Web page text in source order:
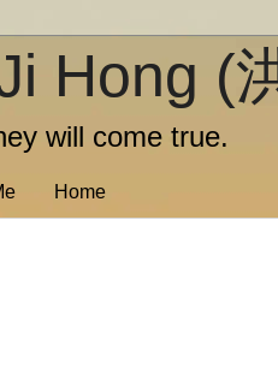
Hong (
will come true.
Home